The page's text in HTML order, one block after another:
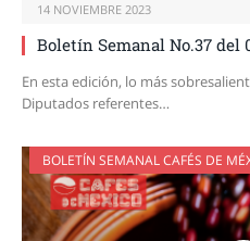
14 NOVIEMBRE 2023
Boletín Semanal No.37 del
En esta edición, lo más
Diputados referentes…
BOLETÍN SEMANAL CAFÉS DE